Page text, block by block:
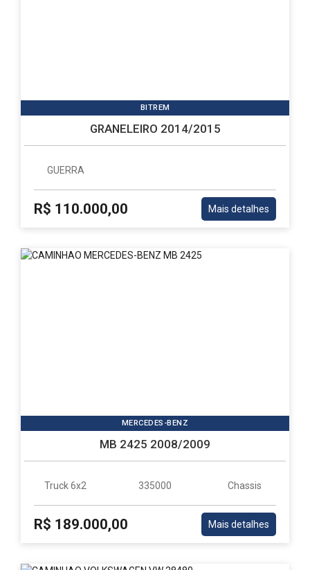
BITREM
GRANELEIRO 2014/2015
GUERRA
R$ 110.000,00 Mais detalhes
MERCEDES-BENZ
MB 2425 2008/2009
Truck 6x2 335000 Chassis
R$ 189.000,00 Mais detalhes